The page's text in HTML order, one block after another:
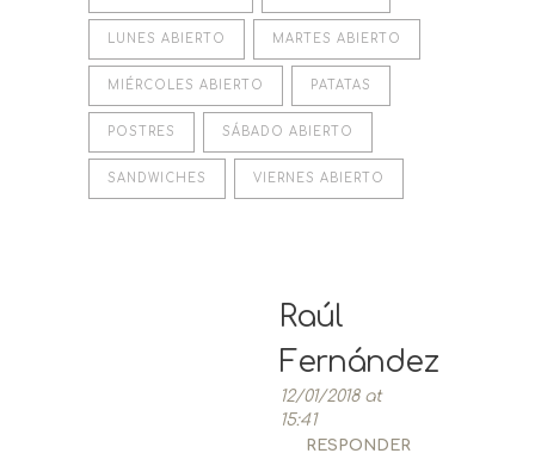
LUNES ABIERTO MARTES ABIERTO
MIÉRCOLES ABIERTO PATATAS
POSTRES SÁBADO ABIERTO
SANDWICHES VIERNES ABIERTO
Raúl
Fernández
12/01/2018 at
15:41
RESPONDER